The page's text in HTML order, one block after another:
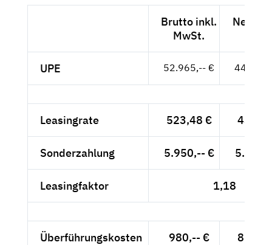
Brutto inkl.
MwSt.
Netto
UPE 52.965,-- €
Leasingrate 523,48 €
Sonderzahlung 5.950,-- €
Leasingfaktor 1,18
Überführungskosten 980,-- €